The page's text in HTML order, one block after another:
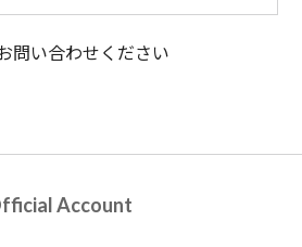
問い合わせください
Account